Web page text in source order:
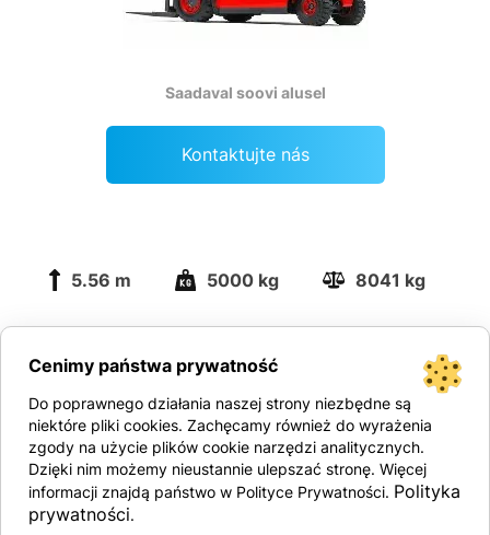
Saadaval soovi alusel
Kontaktujte nás
5.56 m 5000 kg 8041 kg
Technické specifikace:
– Pohon: elektrický
– Stožár: triplex
– Výška navýšení: 5.56 m
– Výška složeného stožáru: 2.81 m
– Nosnost zdvihu: 5.0 t
– Délka (vozíku od přední části vidlic): 2.88 m
Cenimy państwa prywatność
Do poprawnego działania naszej strony niezbędne są
niektóre pliki cookies. Zachęcamy również do wyrażenia
zgody na użycie plików cookie narzędzi analitycznych.
Dzięki nim możemy nieustannie ulepszać stronę. Więcej
informacji znajdą państwo w Polityce Prywatności. Polityka
prywatności.